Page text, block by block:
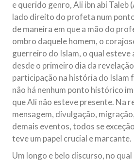
e querido genro, Ali ibn abi Taleb
lado direito do profeta num
de maneira em que a mão do
ombro daquele homem, o
guerreiro do Islam, o qual
desde o primeiro dia da
participação na história do Islam
não há nenhum ponto histórico
que Ali não esteve presente. Na
mensagem, divulgação,
demais eventos, todos se
teve um papel crucial e marcante.
Um longo e belo discurso, no